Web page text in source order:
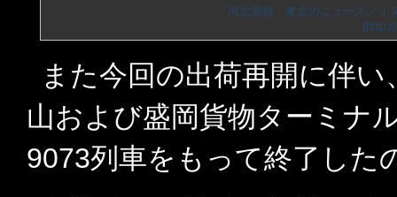
また今回の出荷再開に伴
山および盛岡貨物ターミナ
9073列車をもって終了した